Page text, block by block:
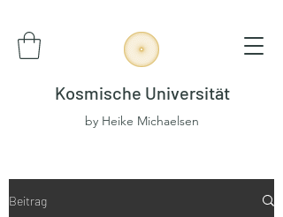
Kosmische Universität
by Heike Michaelsen
Beitrag